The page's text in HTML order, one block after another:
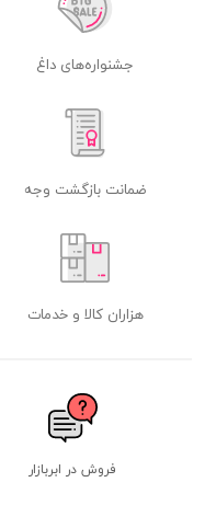
جشنواره‌های داغ
ضمانت بازگشت وجه
هزاران کالا و خدمات
فروش در ابربازار